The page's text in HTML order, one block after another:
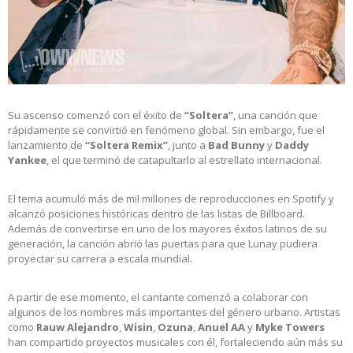
Su ascenso comenzó con el éxito de “Soltera”, una canción que
rápidamente se convirtió en fenómeno global. Sin embargo, fue el
lanzamiento de “Soltera Remix”, junto a Bad Bunnyy Daddy
Yankee, el que terminó de catapultarlo al estrellato internacional.
El tema acumuló más de mil millones de reproducciones en Spotify y
alcanzó posiciones históricas dentro de las listas de Billboard.
Además de convertirse en uno de los mayores éxitos latinos de su
generación, la canción abrió las puertas para que Lunay pudiera
proyectar su carrera a escala mundial.
A partir de ese momento, el cantante comenzó a colaborar con
algunos de los nombres más importantes del género urbano. Artistas
como Rauw Alejandro,Wisin, Ozuna,Anuel AAy Myke Towers
han compartido proyectos musicales con él, fortaleciendo aún más su